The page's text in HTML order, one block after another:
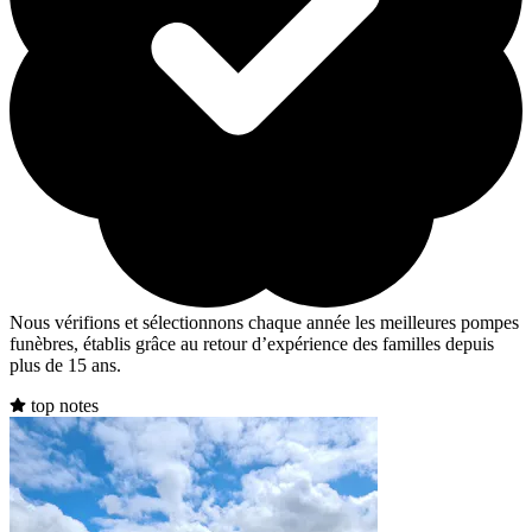
Nous vérifions et sélectionnons chaque année les meilleures pompes
funèbres, établis grâce au retour d’expérience des familles depuis
plus de 15 ans.
top notes